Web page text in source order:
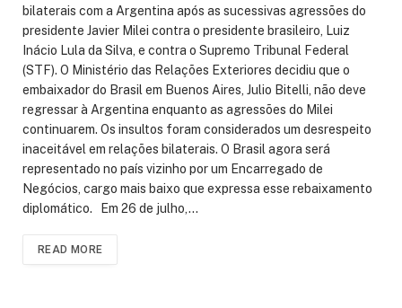
bilaterais com a Argentina após as sucessivas agressões do
presidente Javier Milei contra o presidente brasileiro, Luiz
Inácio Lula da Silva, e contra o Supremo Tribunal Federal
(STF). O Ministério das Relações Exteriores decidiu que o
embaixador do Brasil em Buenos Aires, Julio Bitelli, não deve
regressar à Argentina enquanto as agressões do Milei
continuarem. Os insultos foram considerados um desrespeito
inaceitável em relações bilaterais. O Brasil agora será
representado no país vizinho por um Encarregado de
Negócios, cargo mais baixo que expressa esse rebaixamento
diplomático. Em 26 de julho,…
READ MORE